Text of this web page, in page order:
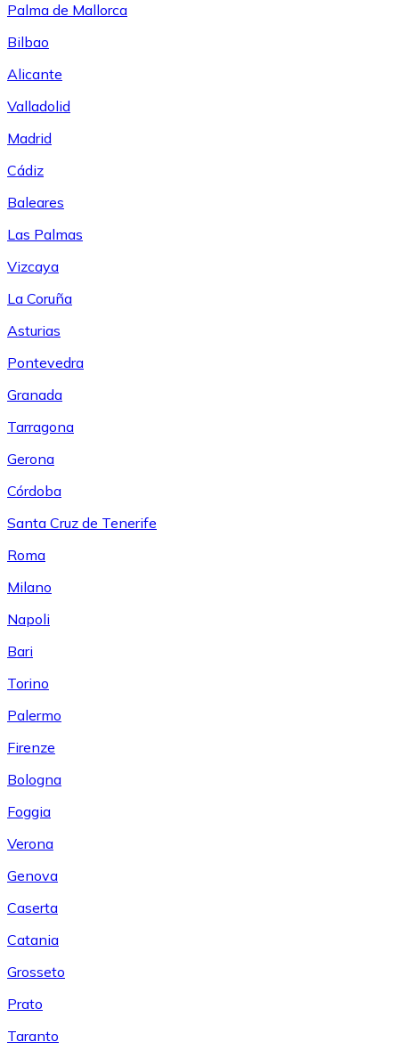
Palma de Mallorca
Bilbao
Alicante
Valladolid
Madrid
Cádiz
Baleares
Las Palmas
Vizcaya
La Coruña
Asturias
Pontevedra
Granada
Tarragona
Gerona
Córdoba
Santa Cruz de Tenerife
Roma
Milano
Napoli
Bari
Torino
Palermo
Firenze
Bologna
Foggia
Verona
Genova
Caserta
Catania
Grosseto
Prato
Taranto